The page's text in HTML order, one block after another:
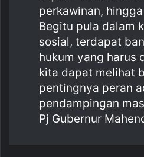
perkawinan,
Begitu pula dalam
sosial, terdapat
hukum yang harus
kita dapat melihat
pentingnya peran
pendampingan
Pj Gubernur